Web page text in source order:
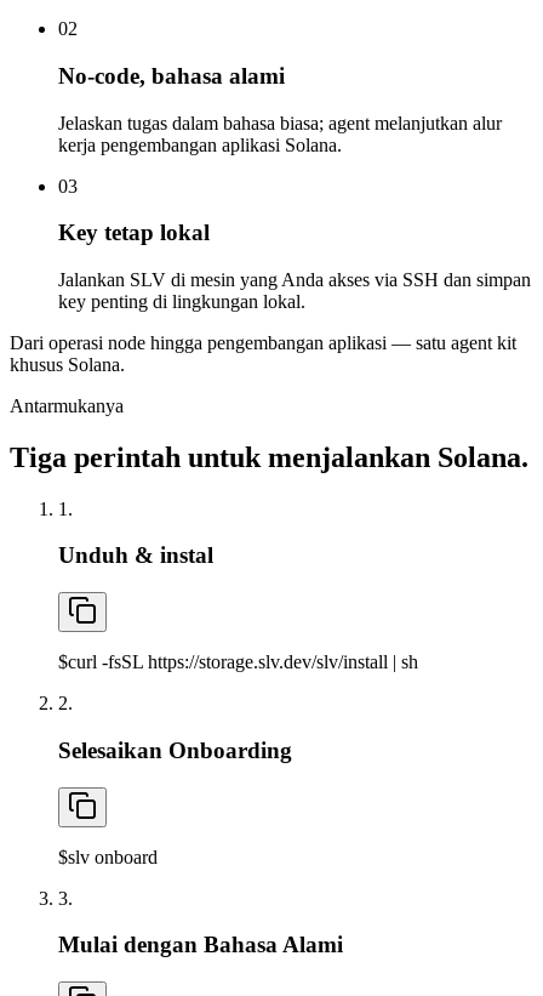
02
No-code, bahasa alami
Jelaskan tugas dalam bahasa biasa; agent melanjutkan alur
kerja pengembangan aplikasi Solana.
03
Key tetap lokal
Jalankan SLV di mesin yang Anda akses via SSH dan simpan
key penting di lingkungan lokal.
Dari operasi node hingga pengembangan aplikasi — satu agent kit
khusus Solana.
Antarmukanya
Tiga perintah untuk menjalankan Solana.
1.
Unduh & instal
$curl -fsSL https://storage.slv.dev/slv/install | sh
2.
Selesaikan Onboarding
$slv onboard
3.
Mulai dengan Bahasa Alami